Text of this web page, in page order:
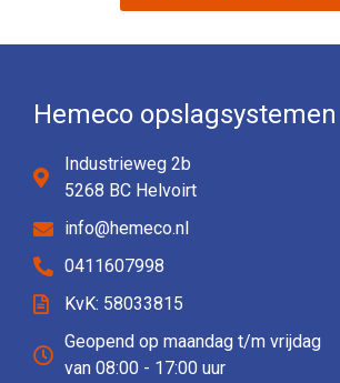
Hemeco opslagsystemen
Industrieweg 2b
5268 BC Helvoirt
info@hemeco.nl
0411607998
KvK: 58033815
Geopend op maandag t/m vrijdag
van 08:00 - 17:00 uur